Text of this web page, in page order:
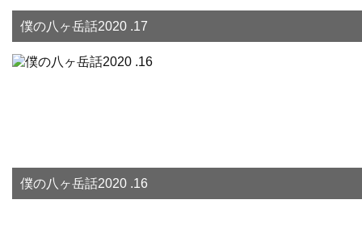
僕の八ヶ岳話2020 .17
僕の八ヶ岳話2020 .16